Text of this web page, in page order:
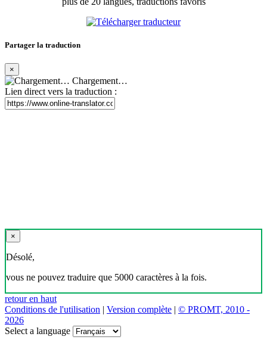
Partager la traduction
×
Chargement…
Lien direct vers la traduction :
×
Désolé,
vous ne pouvez traduire que 5000 caractères à la fois.
retour en haut
Conditions de l'utilisation | Version complète | © PROMT, 2010 -
2026
Select a language